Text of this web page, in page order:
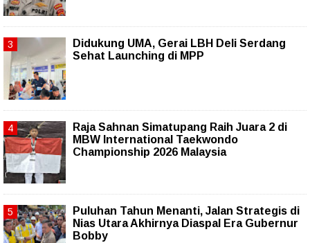
Didukung UMA, Gerai LBH Deli Serdang
Sehat Launching di MPP
Raja Sahnan Simatupang Raih Juara 2 di
MBW International Taekwondo
Championship 2026 Malaysia
Puluhan Tahun Menanti, Jalan Strategis di
Nias Utara Akhirnya Diaspal Era Gubernur
Bobby